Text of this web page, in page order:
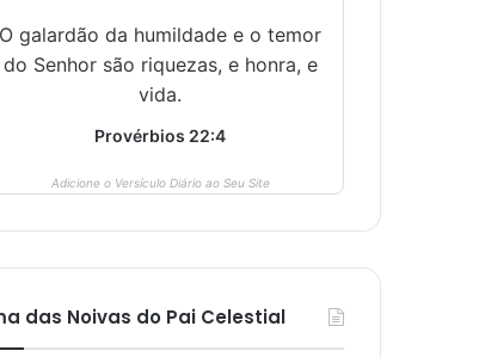
O galardão da humildade e o temor
do Senhor são riquezas, e honra, e
vida.
Provérbios 22:4
Adicione o Versículo Diário ao Seu Site
das Noivas do Pai Celestial